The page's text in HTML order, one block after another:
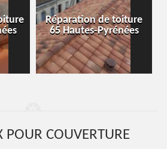
Réparation de toiture
65 Hautes-Pyrénées
POUR COUVERTURE